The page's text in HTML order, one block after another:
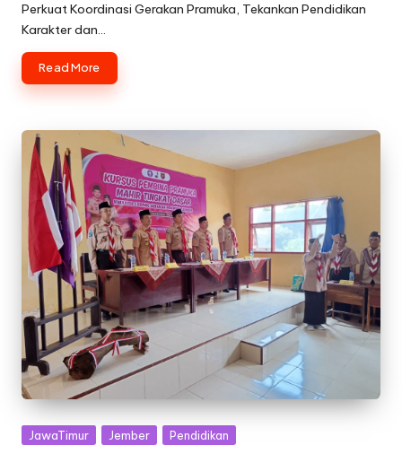
Perkuat Koordinasi Gerakan Pramuka, Tekankan Pendidikan
Karakter dan…
Read More
Posted
JawaTimur Jember Pendidikan